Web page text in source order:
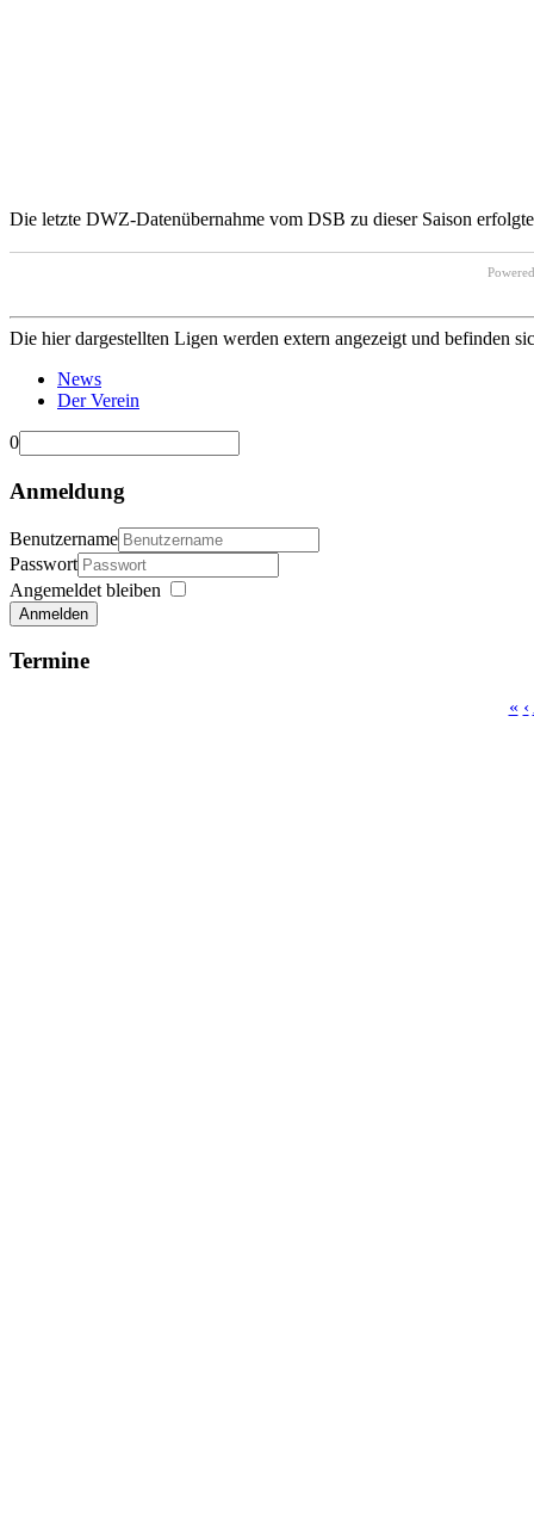
Die letzte DWZ-Datenübernahme vom DSB zu dieser Saison
Die hier dargestellten Ligen werden extern angezeigt und befinden
News
Der Verein
0
Anmeldung
Benutzername
Passwort
Angemeldet bleiben
Anmelden
Termine
« ‹